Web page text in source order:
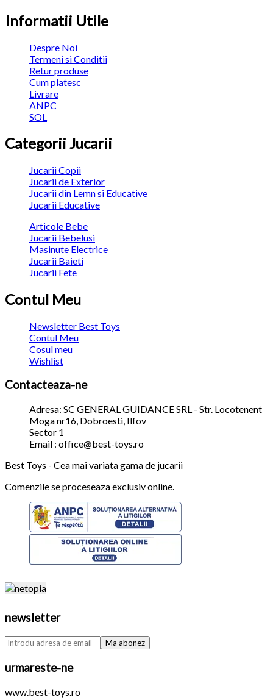
Informatii Utile
Despre Noi
Termeni si Conditii
Retur produse
Cum platesc
Livrare
ANPC
SOL
Categorii Jucarii
Jucarii Copii
Jucarii de Exterior
Jucarii din Lemn si Educative
Jucarii Educative
Articole Bebe
Jucarii Bebelusi
Masinute Electrice
Jucarii Baieti
Jucarii Fete
Contul Meu
Newsletter Best Toys
Contul Meu
Cosul meu
Wishlist
Contacteaza-ne
Adresa: SC GENERAL GUIDANCE SRL - Str. Locotenent
Moga nr16, Dobroesti, Ilfov
Sector 1
Email : office@best-toys.ro
Best Toys - Cea mai variata gama de jucarii
Comenzile se proceseaza exclusiv online.
newsletter
urmareste-ne
www.best-toys.ro